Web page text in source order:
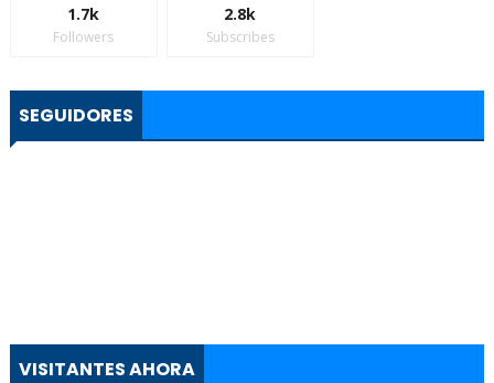
1.7k
Followers
2.8k
Subscribes
SEGUIDORES
VISITANTES AHORA